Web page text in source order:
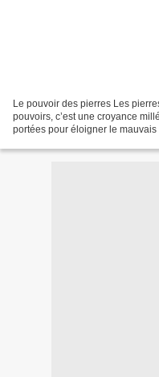
Le pouvoir des pierres Les
pouvoirs, c’est une croyance
portées pour éloigner le mauvais